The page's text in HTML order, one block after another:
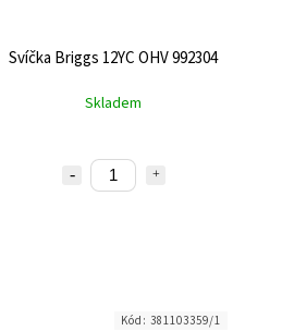
Svíčka Briggs 12YC OHV 992304
Skladem
Kód: 381103359/1